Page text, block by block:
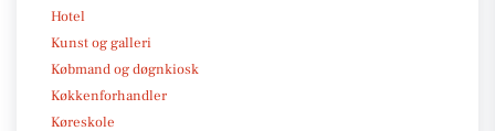
Hotel
Kunst og galleri
Købmand og døgnkiosk
Køkkenforhandler
Køreskole